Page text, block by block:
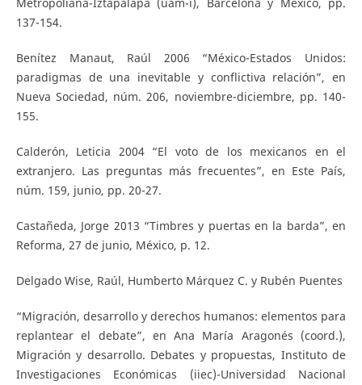
137-154.
Benítez Manaut, Raúl 2006 “México-Estados Unidos:
paradigmas de una inevitable y conflictiva relación”, en
Nueva Sociedad, núm. 206, noviembre-diciembre, pp. 140-
155.
Calderón, Leticia 2004 “El voto de los mexicanos en el
extranjero. Las preguntas más frecuentes”, en Este País,
núm. 159, junio, pp. 20-27.
Castañeda, Jorge 2013 “Timbres y puertas en la barda”, en
Reforma, 27 de junio, México, p. 12.
Delgado Wise, Raúl, Humberto Márquez C. y Rubén Puentes
“Migración, desarrollo y derechos humanos: elementos para
replantear el debate”, en Ana María Aragonés (coord.),
Migración y desarrollo. Debates y propuestas, Instituto de
Investigaciones Económicas (iiec)-Universidad Nacional